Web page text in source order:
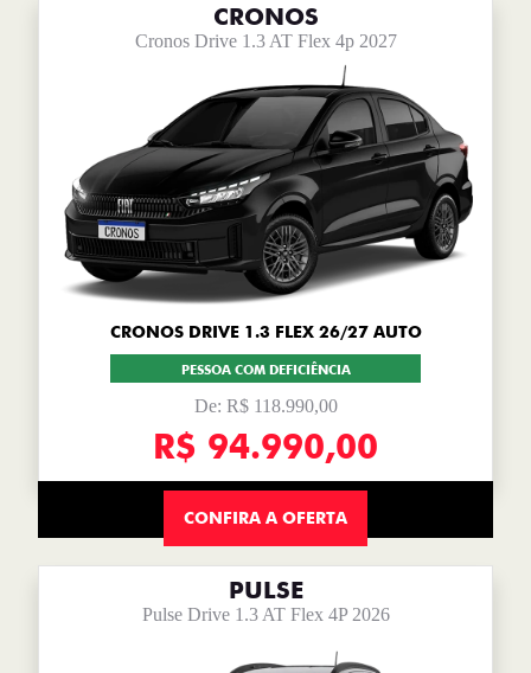
CRONOS
Cronos Drive 1.3 AT Flex 4p 2027
CRONOS DRIVE 1.3 FLEX 26/27 AUTO
PESSOA COM DEFICIÊNCIA
De: R$ 118.990,00
R$ 94.990,00
CONFIRA A OFERTA
PULSE
Pulse Drive 1.3 AT Flex 4P 2026